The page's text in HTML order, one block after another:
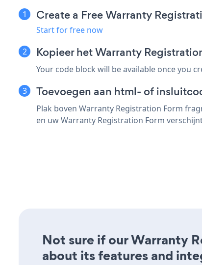
Create a Free Warranty
Start for free now
Kopieer het Warranty
Your code block will be available once you
Toevoegen aan html- of
Plak boven Warranty Registration Form
en uw Warranty Registration Form
Not sure if our Warranty
about its features and